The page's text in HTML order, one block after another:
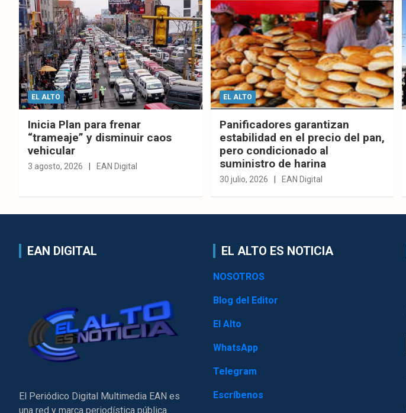
EL ALTO
Inicia Plan para frenar
“trameaje” y disminuir caos
vehicular
3 agosto, 2026 EAN Digital
EL ALTO
Panificadores garantizan
estabilidad en el precio del pan,
pero condicionado al
suministro de harina
30 julio, 2026 EAN Digital
EAN DIGITAL
El Periódico Digital Multimedia EAN es
una red y marca periodística pública
EL ALTO ES NOTICIA
NOSOTROS
Blog del Editor
El Alto
WhatsApp
Telegram
Escríbenos